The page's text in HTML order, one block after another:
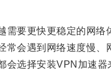
要更快更稳定的网络
会遇到网络速度慢、
选择安装VPN加速器